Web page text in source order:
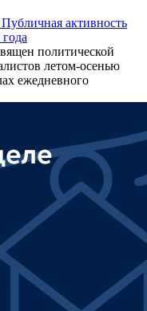
активность
политической
летом-осенью
ежедневного